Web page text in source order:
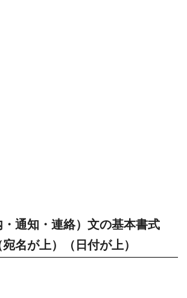
通知・連絡）文の基本書式
宛名が上）（日付が上）